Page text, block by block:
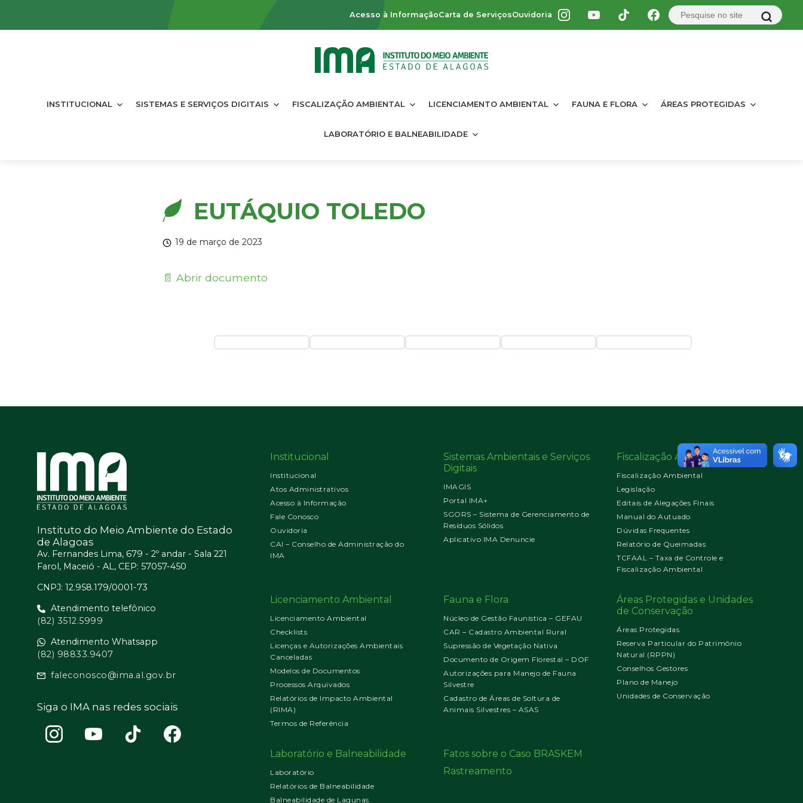
Acesso à InformaçãoCarta de ServiçosOuvidoria
INSTITUCIONAL SISTEMAS E SERVIÇOS DIGITAIS FISCALIZAÇÃO AMBIENTAL LICENCIAMENTO AMBIENTAL FAUNA E FLORA ÁREAS PROTEGIDAS
LABORATÓRIO E BALNEABILIDADE
EUTÁQUIO TOLEDO
19 de março de 2023
📄 Abrir documento
Instituto do Meio Ambiente do Estado
de Alagoas
Av. Fernandes Lima, 679 - 2º andar - Sala 221
Farol, Maceió - AL, CEP: 57057-450
CNPJ: 12.958.179/0001-73
Atendimento telefônico
(82) 3512.5999
Atendimento Whatsapp
(82) 98833.9407
faleconosco@ima.al.gov.br
Siga o IMA nas redes sociais
Institucional
Institucional
Atos Administrativos
Acesso à Informação
Fale Conosco
Ouvidoria
CAI – Conselho de Administração do
IMA
Sistemas Ambientais e Serviços
Digitais
IMAGIS
Portal IMA+
SGORS – Sistema de Gerenciamento de
Resíduos Sólidos
Aplicativo IMA Denuncie
Fiscalização Ambiental
Fiscalização Ambiental
Legislação
Editais de Alegações Finais
Manual do Autuado
Dúvidas Frequentes
Relatório de Queimadas
TCFAAL – Taxa de Controle e
Fiscalização Ambiental
Licenciamento Ambiental
Licenciamento Ambiental
Checklists
Licenças e Autorizações Ambientais
Canceladas
Modelos de Documentos
Processos Arquivados
Relatórios de Impacto Ambiental
(RIMA)
Termos de Referência
Fauna e Flora
Núcleo de Gestão Faunística – GEFAU
CAR – Cadastro Ambiental Rural
Supressão de Vegetação Nativa
Documento de Origem Florestal – DOF
Autorizações para Manejo de Fauna
Silvestre
Cadastro de Áreas de Soltura de
Animais Silvestres – ASAS
Áreas Protegidas e Unidades
de Conservação
Áreas Protegidas
Reserva Particular do Patrimônio
Natural (RPPN)
Conselhos Gestores
Plano de Manejo
Unidades de Conservação
Laboratório e Balneabilidade
Laboratório
Relatórios de Balneabilidade
Balneabilidade de Lagunas
Fatos sobre o Caso BRASKEM
Rastreamento